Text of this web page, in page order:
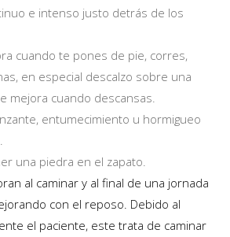
e intenso justo detrás de los
cuando te pones de pie, corres,
en especial descalzo sobre una
mejora cuando descansas.
entumecimiento u hormigueo
una piedra en el zapato.
al caminar y al final de una jornada
con el reposo. Debido al
el paciente, este trata de caminar